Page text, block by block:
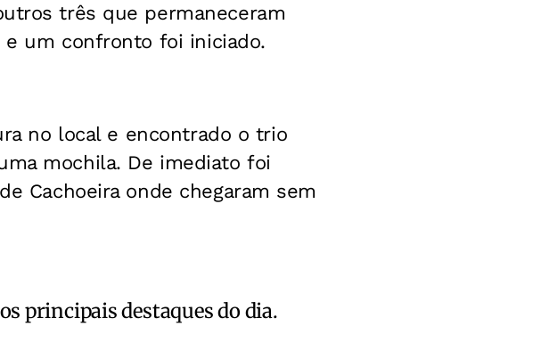
três que permaneceram
e um confronto foi iniciado.
no local e encontrado o trio
mochila. De imediato foi
Cachoeira onde chegaram sem
principais destaques do dia.